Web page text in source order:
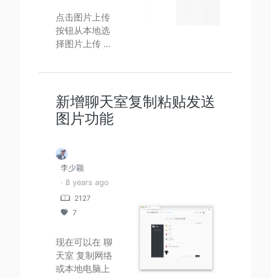
点击图片上传
按钮从本地选
择图片上传 ...
新增聊天室复制粘贴发送
图片功能
李少颖
· 8 years ago
2127
7
现在可以在 聊
天室 复制网络
或本地电脑上